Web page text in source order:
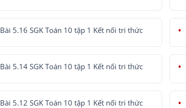
Bài 5.16 SGK Toán 10 tập 1 Kết nối tri thức
Bài 5.14 SGK Toán 10 tập 1 Kết nối tri thức
Bài 5.12 SGK Toán 10 tập 1 Kết nối tri thức